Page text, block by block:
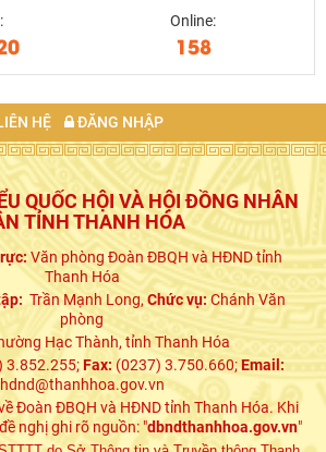
Online:
158
HỆ ĐĂNG NHẬP
QUỐC HỘI VÀ HỘI ĐỒNG NHÂN
TỈNH THANH HÓA
Văn phòng Đoàn ĐBQH và HĐND tỉnh
Thanh Hóa
Trần Mạnh Long,Chức vụ:Chánh Văn
phòng
Hạc Thành, tỉnh Thanh Hóa
3.852.255;Fax:(0237) 3.750.660;Email:
hdnd@thanhhoa.gov.vn
Đoàn ĐBQH và HĐND tỉnh Thanh Hóa. Khi
nghị ghi rõ nguồn: "dbndthanhhoa.gov.vn"